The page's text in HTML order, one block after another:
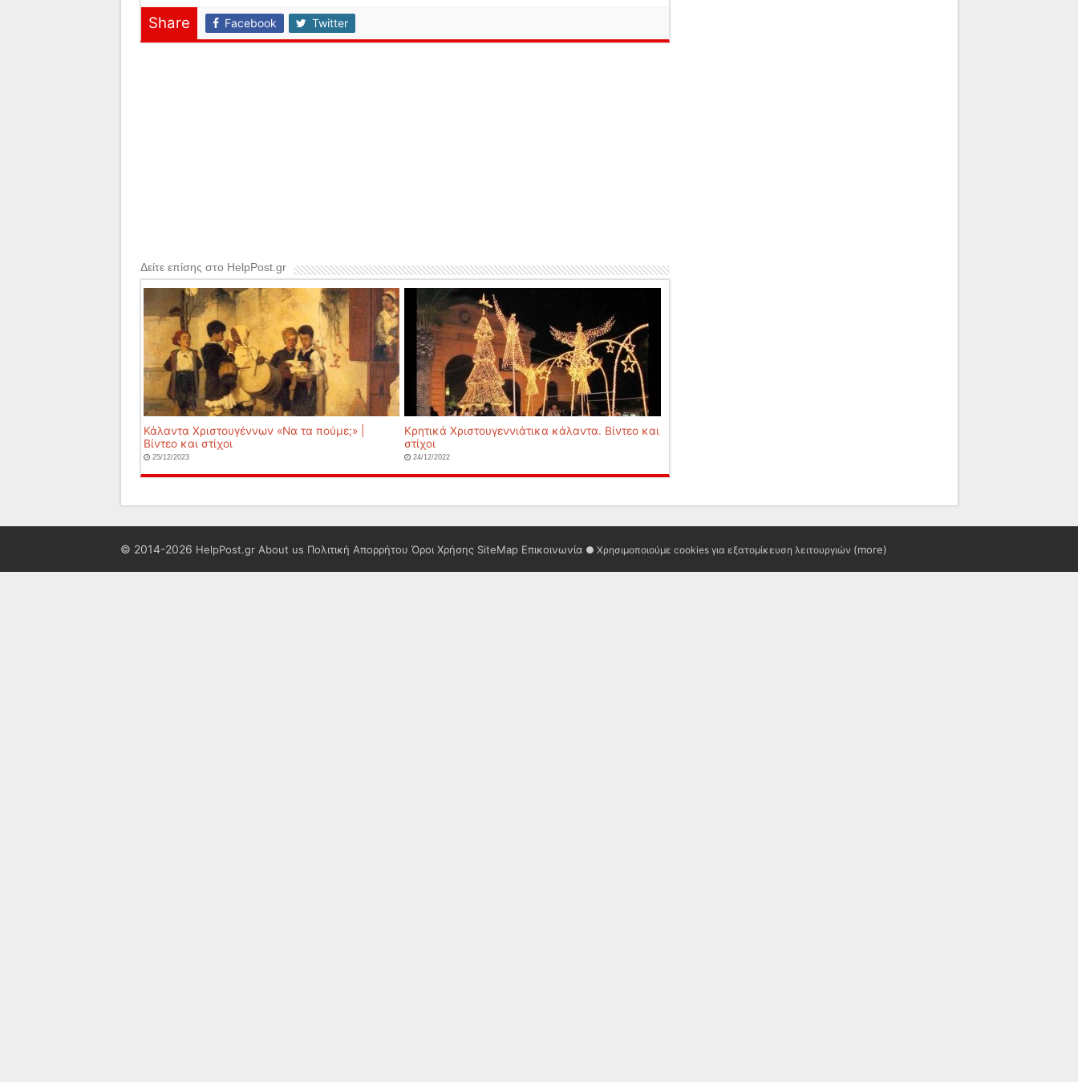
Share Facebook Twitter
Δείτε επίσης στο HelpPost.gr
Κάλαντα Χριστουγέννων «Να τα πούμε;» |
Βίντεο και στίχοι
25/12/2023
Κρητικά Χριστουγεννιάτικα κάλαντα. Βίντεο και
στίχοι
24/12/2022
© 2014-2026 HelpPost.gr About us Πολιτική Απορρήτου Όροι Χρήσης SiteMap Επικοινωνία ● Χρησιμοποιούμε cookies για εξατομίκευση λειτουργιών (more)